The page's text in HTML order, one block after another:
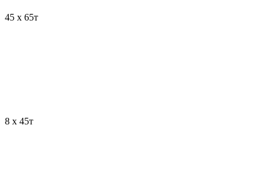
45 х 65т
8 х 45т